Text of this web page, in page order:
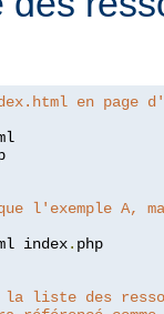
en page
que l'exemple
index.
la liste des